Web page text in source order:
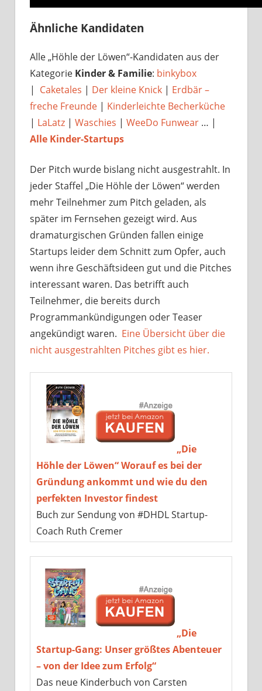
Ähnliche Kandidaten
Alle „Höhle der Löwen“-Kandidaten aus der
Kategorie Kinder & Familie: binkybox
| Caketales | Der kleine Knick | Erdbär –
freche Freunde | Kinderleichte Becherküche
| LaLatz | Waschies | WeeDo Funwear … |
Alle Kinder-Startups
Der Pitch wurde bislang nicht ausgestrahlt. In
jeder Staffel „Die Höhle der Löwen“ werden
mehr Teilnehmer zum Pitch geladen, als
später im Fernsehen gezeigt wird. Aus
dramaturgischen Gründen fallen einige
Startups leider dem Schnitt zum Opfer, auch
wenn ihre Geschäftsideen gut und die Pitches
interessant waren. Das betrifft auch
Teilnehmer, die bereits durch
Programmankündigungen oder Teaser
angekündigt waren. Eine Übersicht über die
nicht ausgestrahlten Pitches gibt es hier.
„Die
Höhle der Löwen“ Worauf es bei der
Gründung ankommt und wie du den
perfekten Investor findest
Buch zur Sendung von #DHDL Startup-
Coach Ruth Cremer
„Die
Startup-Gang: Unser größtes Abenteuer
– von der Idee zum Erfolg“
Das neue Kinderbuch von Carsten